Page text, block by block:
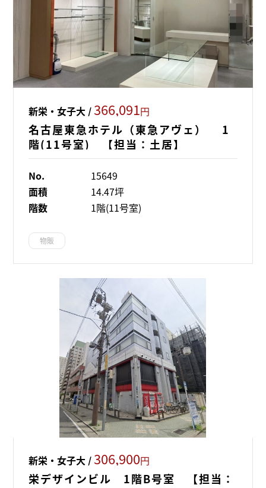
新栄・女子大 /366,091円
名古屋東急ホテル（東急アヴェ） 1
階(11号室) 【担当：土居】
No.
15649
面積
14.47坪
階数
1階(11号室)
物販
新栄・女子大 /306,900円
栄デザインビル 1階B号室 【担当：